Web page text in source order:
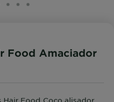
1 2 3
SLIDE 4
SLIDE 5
SLIDE 6
Food Amaciador
Food Coco alisador